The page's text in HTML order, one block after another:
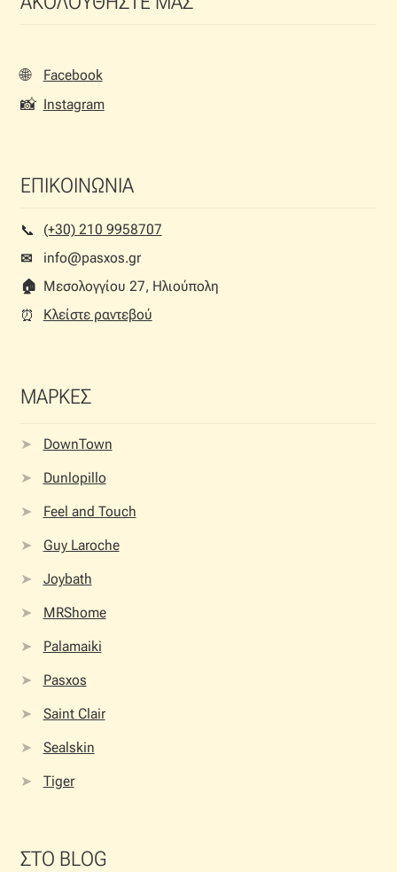
να
σελίδα
του
προϊόντος
🌐 Facebook
📸 Instagram
ΕΠΙΚΟΙΝΩΝΙΑ
📞︎
(+30) 210 9958707
✉
info@pasxos.gr
🏠︎ Μεσολογγίου 27, Ηλιούπολη
⏰︎
Κλείστε ραντεβού
ΜΑΡΚΕΣ
DownTown
Dunlopillo
Feel and Touch
Guy Laroche
Joybath
MRShome
Palamaiki
Pasxos
Saint Clair
Sealskin
Tiger
ΣΤΟ BLOG